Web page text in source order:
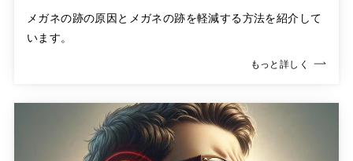
メガネの跡の原因とメガネの跡を軽減する方法を紹介して
います。
もっと詳しく